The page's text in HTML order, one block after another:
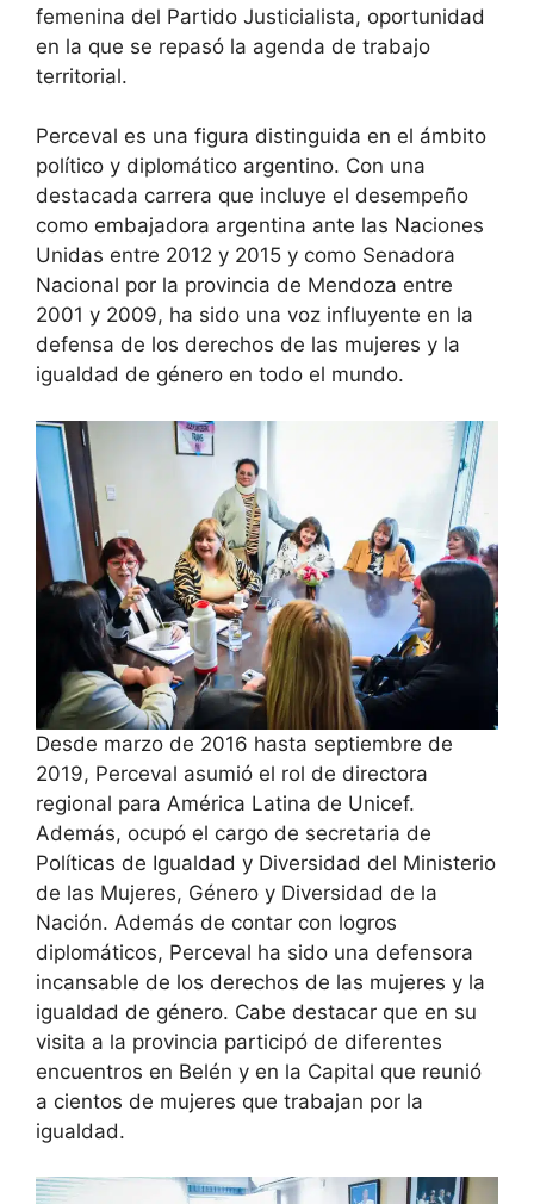
femenina del Partido Justicialista, oportunidad
en la que se repasó la agenda de trabajo
territorial.
Perceval es una figura distinguida en el ámbito
político y diplomático argentino. Con una
destacada carrera que incluye el desempeño
como embajadora argentina ante las Naciones
Unidas entre 2012 y 2015 y como Senadora
Nacional por la provincia de Mendoza entre
2001 y 2009, ha sido una voz influyente en la
defensa de los derechos de las mujeres y la
igualdad de género en todo el mundo.
Desde marzo de 2016 hasta septiembre de
2019, Perceval asumió el rol de directora
regional para América Latina de Unicef.
Además, ocupó el cargo de secretaria de
Políticas de Igualdad y Diversidad del Ministerio
de las Mujeres, Género y Diversidad de la
Nación. Además de contar con logros
diplomáticos, Perceval ha sido una defensora
incansable de los derechos de las mujeres y la
igualdad de género. Cabe destacar que en su
visita a la provincia participó de diferentes
encuentros en Belén y en la Capital que reunió
a cientos de mujeres que trabajan por la
igualdad.